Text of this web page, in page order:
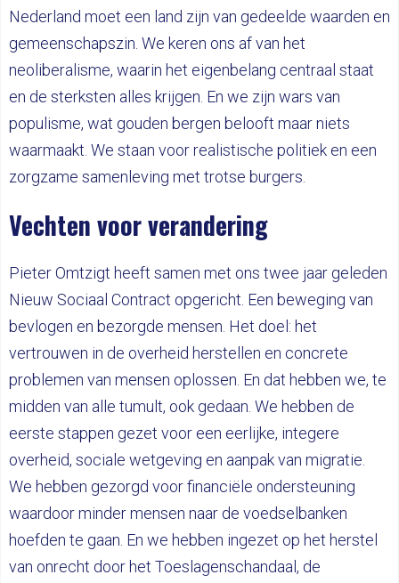
Nederland moet een land zijn van gedeelde waarden en
gemeenschapszin. We keren ons af van het
neoliberalisme, waarin het eigenbelang centraal staat
en de sterksten alles krijgen. En we zijn wars van
populisme, wat gouden bergen belooft maar niets
waarmaakt. We staan voor realistische politiek en een
zorgzame samenleving met trotse burgers.
Vechten voor verandering
Pieter Omtzigt heeft samen met ons twee jaar geleden
Nieuw Sociaal Contract opgericht. Een beweging van
bevlogen en bezorgde mensen. Het doel: het
vertrouwen in de overheid herstellen en concrete
problemen van mensen oplossen. En dat hebben we, te
midden van alle tumult, ook gedaan. We hebben de
eerste stappen gezet voor een eerlijke, integere
overheid, sociale wetgeving en aanpak van migratie.
We hebben gezorgd voor financiële ondersteuning
waardoor minder mensen naar de voedselbanken
hoefden te gaan. En we hebben ingezet op het herstel
van onrecht door het Toeslagenschandaal, de